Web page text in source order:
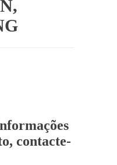
contacte-